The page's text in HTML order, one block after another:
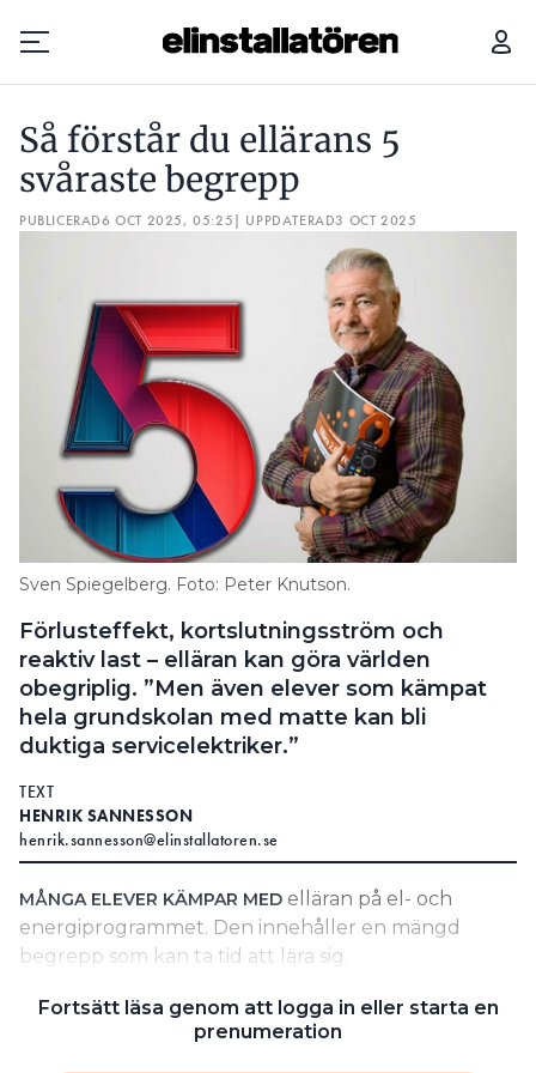
Prenumerera
Hantera prenumeration
Annonsera
Läs E-tidningen
Om tidningen
Kontakt
Personuppgifter
Search for:
SEARCH
Så förstår du ellärans 5
svåraste begrepp
PUBLICERAD6 OCT 2025, 05:25| UPPDATERAD3 OCT 2025
Sven Spiegelberg. Foto: Peter Knutson.
Förlusteffekt, kortslutningsström och
reaktiv last – elläran kan göra världen
obegriplig. ”Men även elever som kämpat
hela grundskolan med matte kan bli
duktiga servicelektriker.”
TEXT
HENRIK SANNESSON
henrik.sannesson@elinstallatoren.se
MÅNGA ELEVER KÄMPAR MED elläran på el- och
energiprogrammet. Den innehåller en mängd
begrepp som kan ta tid att lära sig.
språk och en förklaringsmodell för att
yrkesverksamma ska kunna kommunicera.
Fortsätt läsa genom att logga in eller starta en
prenumeration
SÅ FÖRSTÅR DU ELLÄRANS 5 SVÅRASTE BEGREPP